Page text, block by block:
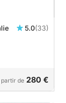
5.0(33)
partir de 280 €